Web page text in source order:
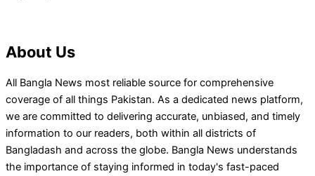
About Us
All Bangla News most reliable source for comprehensive
coverage of all things Pakistan. As a dedicated news platform,
we are committed to delivering accurate, unbiased, and timely
information to our readers, both within all districts of
Bangladash and across the globe. Bangla News understands
the importance of staying informed in today's fast-paced